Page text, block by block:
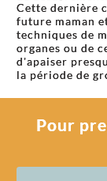
Cette dernière
future maman
techniques de
organes ou de
d'apaiser
la période de
Pour